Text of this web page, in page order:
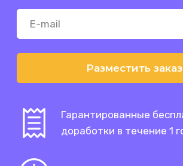
Разместить заказ
Гарантированные
доработки в течение 1